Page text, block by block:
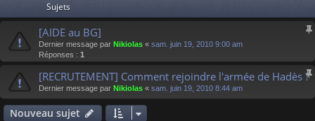
Sujets
[AIDE au BG]
Dernier message par Nikiolas « sam. juin 19, 2010 9:00 am
Réponses : 1
[RECRUTEMENT] Comment rejoindre l'armée de Hadès ?
Dernier message par Nikiolas « sam. juin 19, 2010 8:44 am
Nouveau sujet